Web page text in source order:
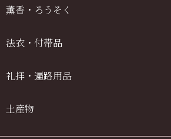
薫香・ろうそく
法衣・付帯品
礼拝・遍路用品
土産物